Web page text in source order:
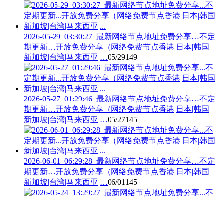
2026-05-29_03:30:27_最新网络节点地址免费分享…不定
期更新…开放免费分享（网络免费节点香港|日本|韩国|
新加坡|台湾|马来西亚|…05/29149
2026-05-27_01:29:46_最新网络节点地址免费分享…不定
期更新…开放免费分享（网络免费节点香港|日本|韩国|
新加坡|台湾|马来西亚|…05/27145
2026-06-01_06:29:28_最新网络节点地址免费分享…不定
期更新…开放免费分享（网络免费节点香港|日本|韩国|
新加坡|台湾|马来西亚|…06/01 145